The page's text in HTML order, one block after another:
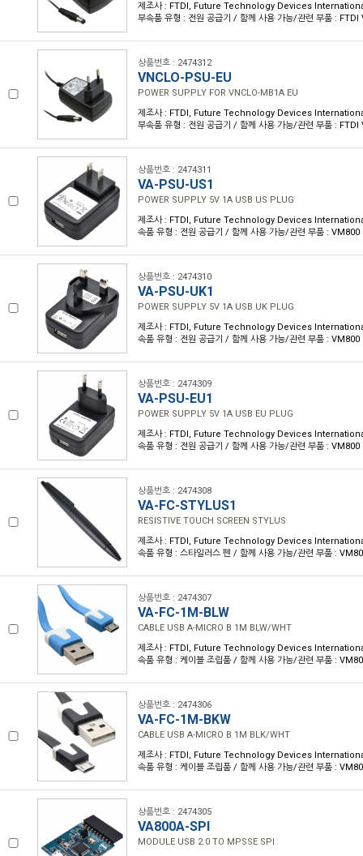
제조사 : FTDI, Future Technology Devices
부속품 유형 : 전원 공급기 / 함께 사용 가능/관련 부품 :
상품번호 : 2474312
VNCLO-PSU-EU
POWER SUPPLY FOR VNCLO-MB1A EU
제조사 : FTDI, Future Technology Devices
부속품 유형 : 전원 공급기 / 함께 사용 가능/관련 부품 :
상품번호 : 2474311
VA-PSU-US1
POWER SUPPLY 5V 1A USB US PLUG
제조사 : FTDI, Future Technology Devices
속품 유형 : 전원 공급기 / 함께 사용 가능/관련 부품 : VM800
상품번호 : 2474310
VA-PSU-UK1
POWER SUPPLY 5V 1A USB UK PLUG
제조사 : FTDI, Future Technology Devices
속품 유형 : 전원 공급기 / 함께 사용 가능/관련 부품 : VM800
상품번호 : 2474309
VA-PSU-EU1
POWER SUPPLY 5V 1A USB EU PLUG
제조사 : FTDI, Future Technology Devices
속품 유형 : 전원 공급기 / 함께 사용 가능/관련 부품 : VM800
상품번호 : 2474308
VA-FC-STYLUS1
RESISTIVE TOUCH SCREEN STYLUS
제조사 : FTDI, Future Technology Devices
속품 유형 : 스타일러스 펜 / 함께 사용 가능/관련 부품 :
상품번호 : 2474307
VA-FC-1M-BLW
CABLE USB A-MICRO B 1M BLW/WHT
제조사 : FTDI, Future Technology Devices
속품 유형 : 케이블 조립품 / 함께 사용 가능/관련 부품 :
상품번호 : 2474306
VA-FC-1M-BKW
CABLE USB A-MICRO B 1M BLK/WHT
제조사 : FTDI, Future Technology Devices
속품 유형 : 케이블 조립품 / 함께 사용 가능/관련 부품 :
상품번호 : 2474305
VA800A-SPI
MODULE USB 2.0 TO MPSSE SPI